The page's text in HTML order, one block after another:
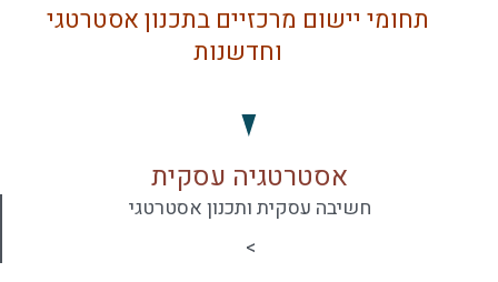
תחומי יישום מרכזיים בתכנון אסטרטגי
וחדשנות
אסטרטגיה עסקית
חשיבה עסקית ותכנון אסטרטגי